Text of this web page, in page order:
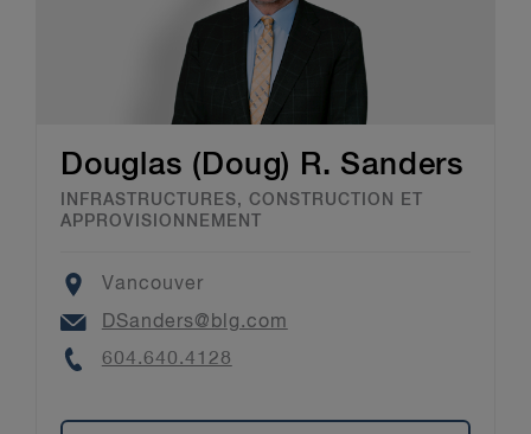
Douglas (Doug) R. Sanders
INFRASTRUCTURES, CONSTRUCTION ET
APPROVISIONNEMENT
Location
Vancouver
Email
DSanders@blg.com
Phone
604.640.4128